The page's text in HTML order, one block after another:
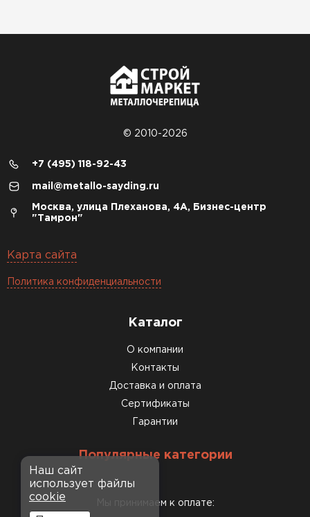
© 2010-2026
+7 (495) 118-92-43
mail@metallo-sayding.ru
Москва, улица Плеханова, 4А, Бизнес-центр
"Тамрон"
Карта сайта
Политика конфиденциальности
Каталог
О компании
Контакты
Доставка и оплата
Сертификаты
Гарантии
Популярные категории
Мы принимаем к оплате:
Наш сайт
использует файлы
cookie